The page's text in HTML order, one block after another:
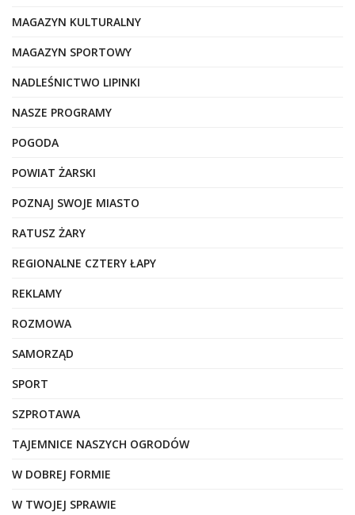
MAGAZYN KULTURALNY
MAGAZYN SPORTOWY
NADLEŚNICTWO LIPINKI
NASZE PROGRAMY
POGODA
POWIAT ŻARSKI
POZNAJ SWOJE MIASTO
RATUSZ ŻARY
REGIONALNE CZTERY ŁAPY
REKLAMY
ROZMOWA
SAMORZĄD
SPORT
SZPROTAWA
TAJEMNICE NASZYCH OGRODÓW
W DOBREJ FORMIE
W TWOJEJ SPRAWIE